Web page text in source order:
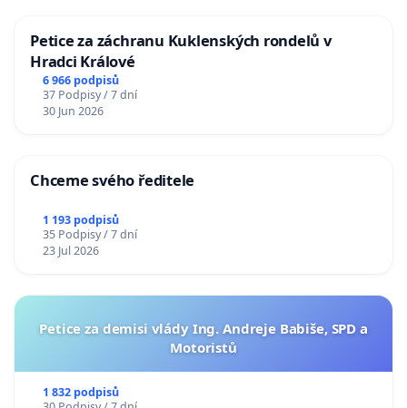
Petice za záchranu Kuklenských rondelů v
Hradci Králové
6 966 podpisů
37 Podpisy / 7 dní
30 Jun 2026
Chceme svého ředitele
1 193 podpisů
35 Podpisy / 7 dní
23 Jul 2026
Petice za demisi vlády Ing. Andreje Babiše, SPD a
Motoristů
1 832 podpisů